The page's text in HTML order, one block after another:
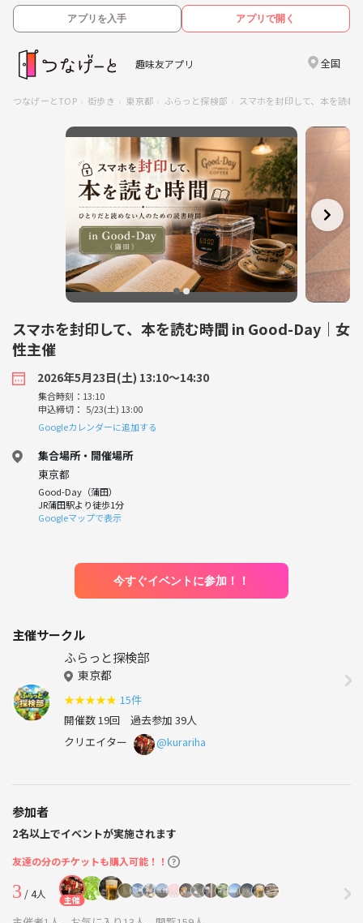
アプリを入手 アプリで開く
趣味友アプリ 全国
つなげーとTOP 街歩き 東京都 ふらっと探検部 スマホを封印して、本を読
スマホを封印して、本を読む時間 in Good-Day｜女
性主催
2026年5月23日(土) 13:10〜14:30
集合時刻：13:10
申込締切： 5/23(土) 13:00
Googleカレンダーに追加する
集合場所・開催場所
東京都
Good-Day（蒲田）
JR蒲田駅より徒歩1分
Googleマップで表示
今すぐイベントに参加！！
主催サークル
ふらっと探検部
東京都
★★★★★ 15件
開催数 19回 過去参加 39人
クリエイター
@kurariha
参加者
2名以上でイベントが実施されます
友達の分のチケットも購入可能！！
3 / 4人 主催